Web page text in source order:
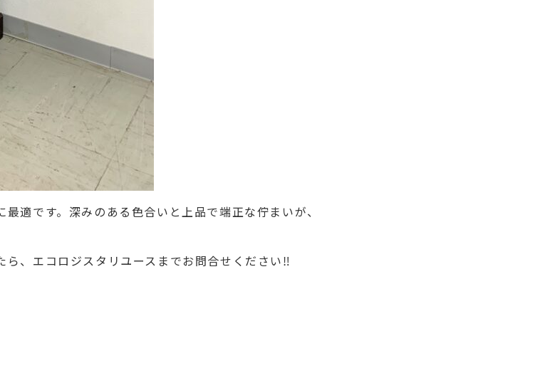
適です。深みのある色合いと上品で端正な佇まいが、
、エコロジスタリユースまでお問合せください‼︎